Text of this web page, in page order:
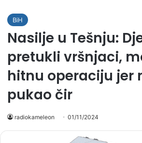
BiH
Nasilje u Tešnju:
pretukli vršnjaci,
hitnu operaciju jer
pukao čir
radiokameleon 01/11/2024